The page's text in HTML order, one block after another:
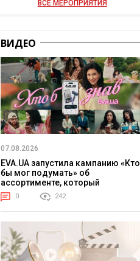
ВСЕ МЕРОПРИЯТИЯ
ВИДЕО
07.08.2026
EVA.UA запустила кампанию «Кто
бы мог подумать» об
ассортименте, который
покупатели не ожидают увидеть
на платформе
0 242